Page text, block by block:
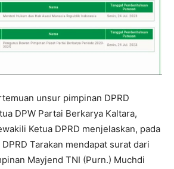
unsur pimpinan DPRD
DPW Partai Berkarya Kaltara,
Ketua DPRD menjelaskan, pada
Tarakan mendapat surat dari
Mayjend TNI (Purn.) Muchdi